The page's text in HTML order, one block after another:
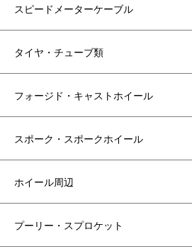
スピードメーターケーブル
タイヤ・チューブ類
フォージド・キャストホイール
スポーク・スポークホイール
ホイール周辺
プーリー・スプロケット